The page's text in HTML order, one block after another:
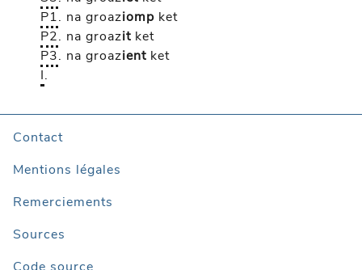
P1. na groaziomp ket
P2. na groazit ket
P3. na groazient ket
I.
Contact
Mentions légales
Remerciements
Sources